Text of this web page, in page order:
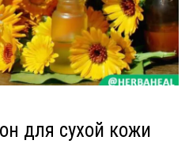
для сухой кожи